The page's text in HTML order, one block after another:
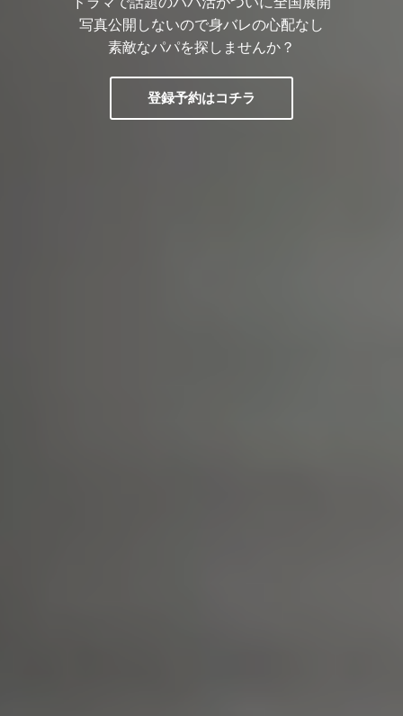
写真公開しないので身バレの心配なし
素敵なパパを探しませんか？
登録予約はコチラ